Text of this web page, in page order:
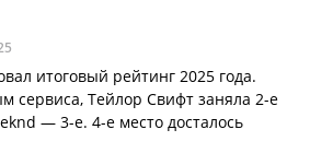
итоговый рейтинг 2025 года.
сервиса, Тейлор Свифт заняла 2-е
— 3-е. 4-е место досталось
Айлиш. Самым популярным